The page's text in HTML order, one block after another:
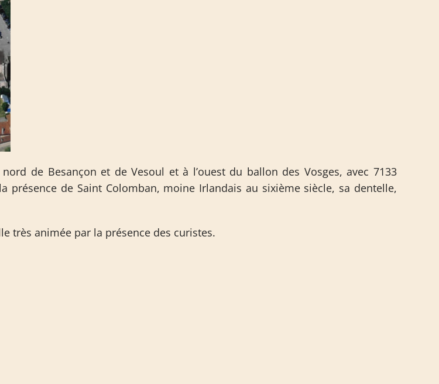
de Besançon et de Vesoul et à l’ouest du ballon des Vosges, avec 7133
présence de Saint Colomban, moine Irlandais au sixième siècle, sa dentelle,
très animée par la présence des curistes.